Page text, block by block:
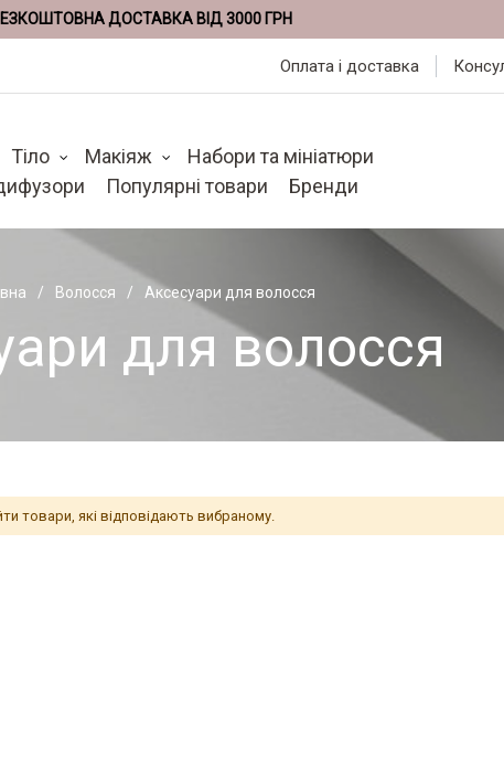
ДОСТАВКА ВІД 3000 ГРН
Оплата і доставка
Тіло Макіяж
Набори та мініатюри
Популярні товари Бренди
Волосся Аксесуари для волосся
для волосся
товари, які відповідають вибраному.